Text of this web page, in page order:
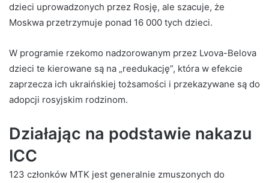
dzieci uprowadzonych przez Rosję, ale szacuje, że
Moskwa przetrzymuje ponad 16 000 tych dzieci.
W programie rzekomo nadzorowanym przez Lvova-Belova
dzieci te kierowane są na „reedukację”, która w efekcie
zaprzecza ich ukraińskiej tożsamości i przekazywane są do
adopcji rosyjskim rodzinom.
Działając na podstawie nakazu
ICC
123 członków MTK jest generalnie zmuszonych do